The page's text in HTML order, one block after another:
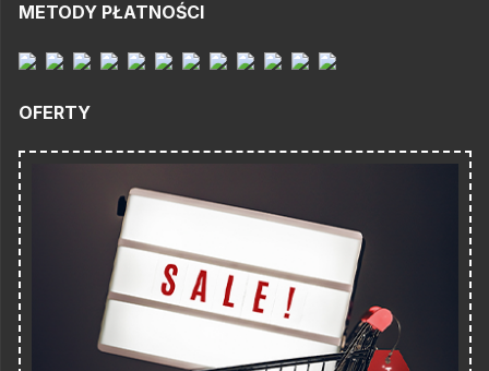
METODY PŁATNOŚCI
OFERTY